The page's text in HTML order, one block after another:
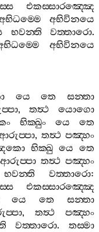
එකස‍්සාරඤ‍්ඤෙ
අභිවිනයෙ
භවන‍්ති වත‍්තාරො.
අභිවිනයෙ
යෙ තෙ
සන‍්තා
,තත්‍ථ
යොගො
භික‍්ඛුං යෙ
තෙ
, තත්‍ථ පඤ‍්හං
භික‍්ඛු යෙ තෙ
ආරුප‍්පා තත්‍ථ පඤ‍්හං
භවන‍්ති වත‍්තාරො:
එකස‍්සාරඤ‍්ඤෙ
යෙ තෙ
සන‍්තා
, තත්‍ථ
පඤ‍්හං
වත‍්තාරො.තස‍්මා